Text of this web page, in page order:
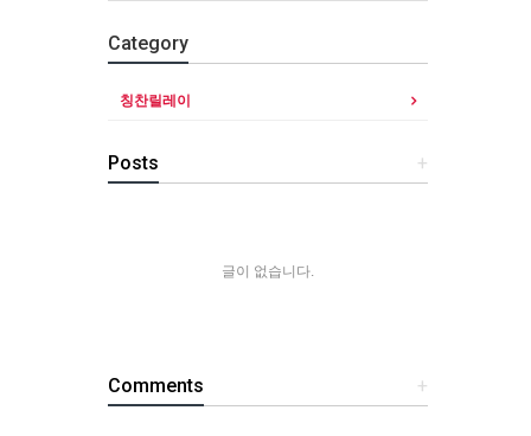
Category
칭찬릴레이
+
Posts
글이 없습니다.
+
Comments